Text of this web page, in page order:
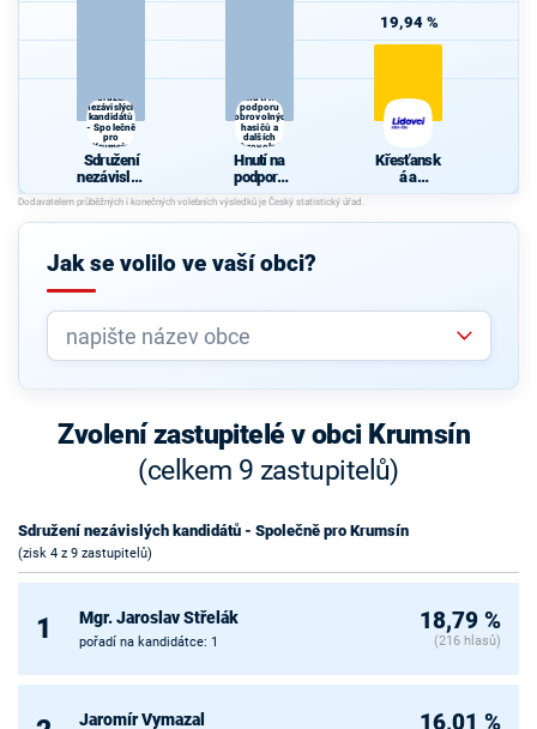
Sdružení
nezávislých
kandidátů
- Společně
pro
Krumsín
Sdružení
nezávislýc
h
kandidátů
- Společně
Krumsín
Hnutí na
podporu
dobrovolných
hasičů a
dalších
dobrovolníků
Hnutí na
podporu
dobrovoln
ých hasičů
a dalších
ků
19,94 %
Křesťansk
á a
demokrati
Českoslov
Jak se volilo ve vaší obci?
Zvolení zastupitelé v obci Krumsín
(celkem 9 zastupitelů)
Sdružení nezávislých kandidátů - Společně pro Krumsín
(zisk 4 z 9 zastupitelů)
1 Mgr. Jaroslav Střelák
pořadí na kandidátce: 1
18,79 %
(216 hlasů)
Jaromír Vymazal 16,01 %